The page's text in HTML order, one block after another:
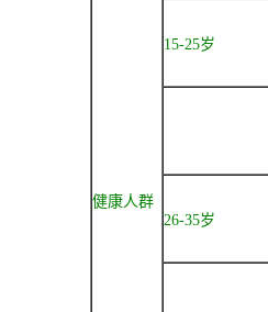
健康人群
15-25岁
26-35岁